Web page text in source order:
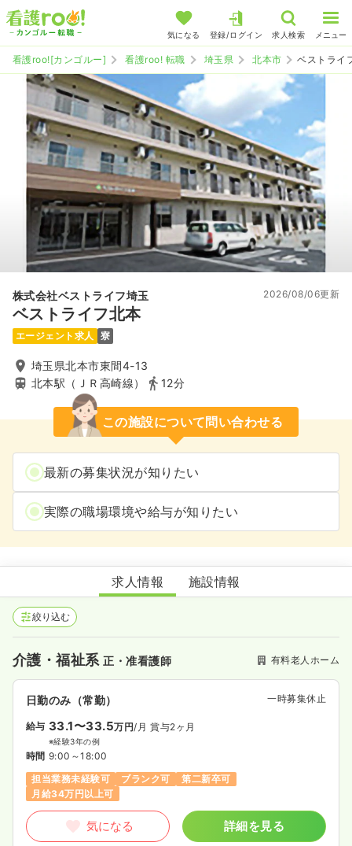
気になる 登録/ログイン 求人検索 メニュー
看護roo![カンゴルー] 看護roo! 転職 埼玉県 北本市 ベストライ
株式会社ベストライフ埼玉
ベストライフ北本
2026/08/06更新
エージェント求人 寮
埼玉県北本市東間4-13
北本駅（ＪＲ高崎線）
12分
この施設について問い合わせる
最新の募集状況が知りたい
実際の職場環境や給与が知りたい
ベストライフ北本
求人情報 施設情報
絞り込む
介護・福祉系正・准看護師 有料老人ホーム
日勤のみ（常勤） 一時募集休止
給与 33.1〜33.5万円/月 賞与2ヶ月
※経験3年の例
時間 9:00～18:00
担当業務未経験可
ブランク可
第二新卒可
月給34万円以上可
気になる 詳細を見る